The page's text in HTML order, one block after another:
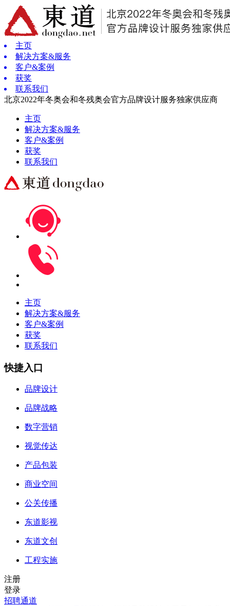
主页
解决方案&服务
客户&案例
获奖
联系我们
北京2022年冬奥会和冬残奥会官方品牌设计服务独家供应商
主页
解决方案&服务
客户&案例
获奖
联系我们
主页
解决方案&服务
客户&案例
获奖
联系我们
快捷入口
品牌设计
品牌战略
数字营销
视觉传达
产品包装
商业空间
公关传播
东道影视
东道文创
工程实施
注册
登录
招聘通道